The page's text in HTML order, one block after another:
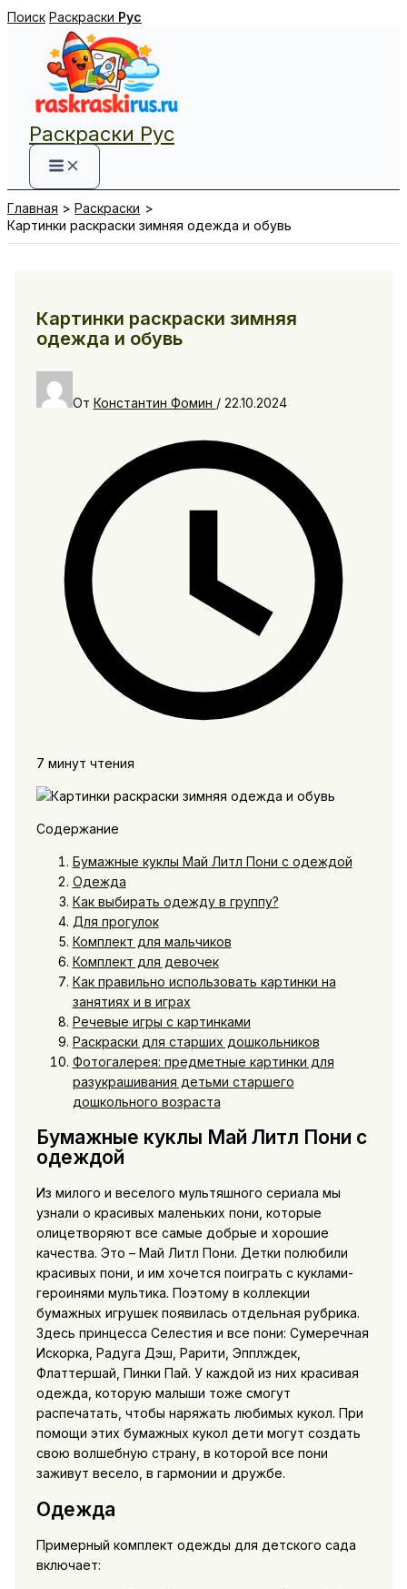
Перейти
содержимому
Поиск Раскраски Рус
Раскраски Рус
Главная
Раскраски
Картинки раскраски зимняя одежда и обувь
Картинки раскраски зимняя
одежда и обувь
От Константин Фомин / 22.10.2024
7 минут чтения
Содержание
Бумажные куклы Май Литл Пони с одеждой
Одежда
Как выбирать одежду в группу?
Для прогулок
Комплект для мальчиков
Комплект для девочек
Как правильно использовать картинки на
занятиях и в играх
Речевые игры с картинками
Раскраски для старших дошкольников
Фотогалерея: предметные картинки для
разукрашивания детьми старшего
дошкольного возраста
Бумажные куклы Май Литл Пони с
одеждой
Из милого и веселого мультяшного сериала мы
узнали о красивых маленьких пони, которые
олицетворяют все самые добрые и хорошие
качества. Это – Май Литл Пони. Детки полюбили
красивых пони, и им хочется поиграть с куклами-
героинями мультика. Поэтому в коллекции
бумажных игрушек появилась отдельная рубрика.
Здесь принцесса Селестия и все пони: Сумеречная
Искорка, Радуга Дэш, Рарити, Эпплждек,
Флаттершай, Пинки Пай. У каждой из них красивая
одежда, которую малыши тоже смогут
распечатать, чтобы наряжать любимых кукол. При
помощи этих бумажных кукол дети могут создать
свою волшебную страну, в которой все пони
заживут весело, в гармонии и дружбе.
Одежда
Примерный комплект одежды для детского сада
включает: